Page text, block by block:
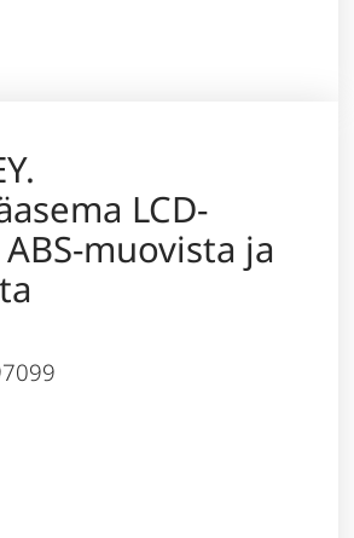
LCD-
muovista ja